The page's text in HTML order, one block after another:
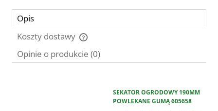
Opis
Koszty dostawy
Cena nie zawiera ewentualnych kosztów płatności
Opinie o produkcie (0)
SEKATOR OGRODOWY 190MM
POWLEKANE GUMĄ 605658